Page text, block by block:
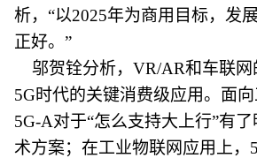
析，“以2025年为商用目标，发
正好。”
邬贺铨分析，VR/AR和车联
5G时代的关键消费级应用。面向
5G-A对于“怎么支持大上行”有
术方案；在工业物联网应用上，